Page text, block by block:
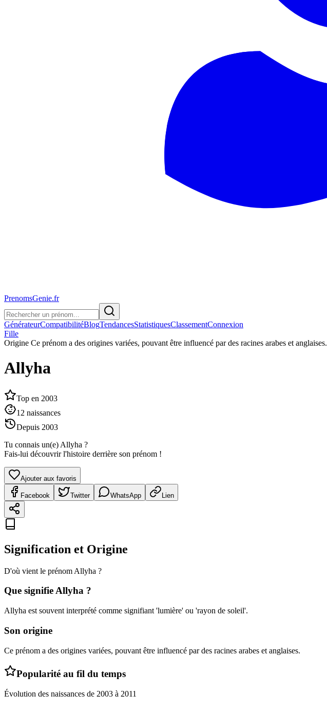
PrenomsGenie.fr
GénérateurCompatibilitéBlogTendancesStatistiquesClassementConnexion
Fille
Origine Ce prénom a des origines variées, pouvant être influencé par des racines arabes et anglaises.
Allyha
Top en 2003
12 naissances
Depuis 2003
Tu connais un(e) Allyha ?
Fais-lui découvrir l'histoire derrière son prénom !
Ajouter aux favoris
Facebook Twitter WhatsApp Lien
Signification et Origine
D'où vient le prénom Allyha ?
Que signifieAllyha ?
Allyha est souvent interprété comme signifiant 'lumière' ou 'rayon de soleil'.
Son origine
Ce prénom a des origines variées, pouvant être influencé par des racines arabes et anglaises.
Popularité au fil du temps
Évolution des naissances de 2003 à 2011